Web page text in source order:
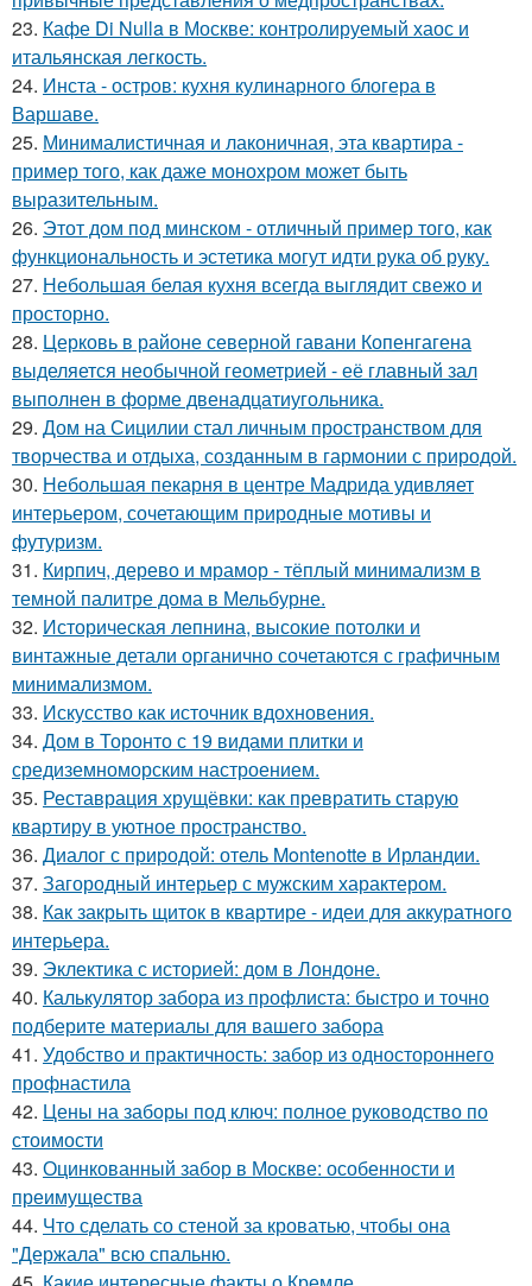
23. Кафе Di Nulla в Москве: контролируемый хаос и
итальянская легкость.
24. Инста - остров: кухня кулинарного блогера в
Варшаве.
25. Минималистичная и лаконичная, эта квартира -
пример того, как даже монохром может быть
выразительным.
26. Этот дом под минском - отличный пример того, как
функциональность и эстетика могут идти рука об руку.
27. Небольшая белая кухня всегда выглядит свежо и
просторно.
28. Церковь в районе северной гавани Копенгагена
выделяется необычной геометрией - её главный зал
выполнен в форме двенадцатиугольника.
29. Дом на Сицилии стал личным пространством для
творчества и отдыха, созданным в гармонии с природой.
30. Небольшая пекарня в центре Мадрида удивляет
интерьером, сочетающим природные мотивы и
футуризм.
31. Кирпич, дерево и мрамор - тёплый минимализм в
темной палитре дома в Мельбурне.
32. Историческая лепнина, высокие потолки и
винтажные детали органично сочетаются с графичным
минимализмом.
33. Искусство как источник вдохновения.
34. Дом в Торонто с 19 видами плитки и
средиземноморским настроением.
35. Реставрация хрущёвки: как превратить старую
квартиру в уютное пространство.
36. Диалог с природой: отель Montenotte в Ирландии.
37. Загородный интерьер с мужским характером.
38. Как закрыть щиток в квартире - идеи для аккуратного
интерьера.
39. Эклектика с историей: дом в Лондоне.
40. Калькулятор забора из профлиста: быстро и точно
подберите материалы для вашего забора
41. Удобство и практичность: забор из одностороннего
профнастила
42. Цены на заборы под ключ: полное руководство по
стоимости
43. Оцинкованный забор в Москве: особенности и
преимущества
44. Что сделать со стеной за кроватью, чтобы она
"Держала" всю спальню.